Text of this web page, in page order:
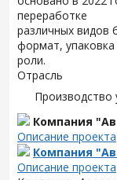
переработке
различных видов
формат,
роли.
Отрасль
Производство
Компания
Описание проекта
Компания
Описание проекта